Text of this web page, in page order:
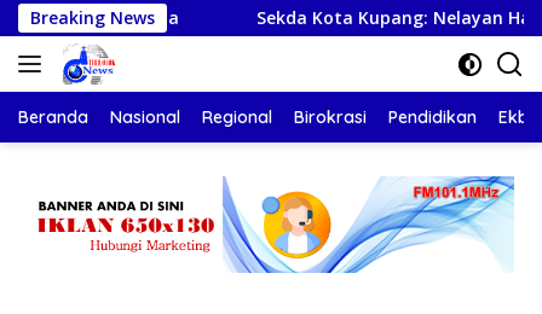
Langsung
ke
konten
Breaking NewsSekda Kota Kupang: Nelayan Harus Pulang
Beranda Nasional Regional Birokrasi Pendidikan Ekbis